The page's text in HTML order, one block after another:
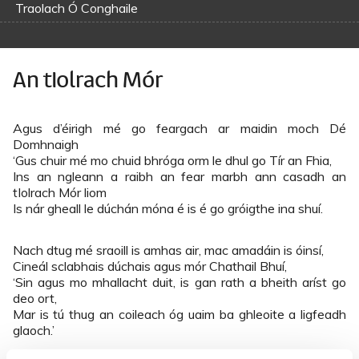
Traolach Ó Conghaile
An tIolrach Mór
Agus d’éirigh mé go feargach ar maidin moch Dé
Domhnaigh
‘Gus chuir mé mo chuid bhróga orm le dhul go Tír an Fhia,
Ins an ngleann a raibh an fear marbh ann casadh an
tIolrach Mór liom
Is nár gheall le dúchán móna é is é go gróigthe ina shuí.
Nach dtug mé sraoill is amhas air, mac amadáin is óinsí,
Cineál sclabhais dúchais agus mór Chathail Bhuí,
‘Sin agus mo mhallacht duit, is gan rath a bheith aríst go
deo ort,
Mar is tú thug an coileach óg uaim ba ghleoite a ligfeadh
glaoch.’